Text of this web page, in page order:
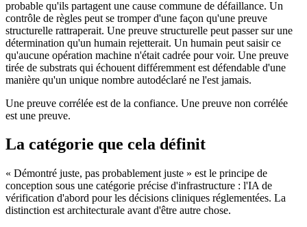
probable qu'ils partagent une cause commune de défaillance. Un
contrôle de règles peut se tromper d'une façon qu'une preuve
structurelle rattraperait. Une preuve structurelle peut passer sur une
détermination qu'un humain rejetterait. Un humain peut saisir ce
qu'aucune opération machine n'était cadrée pour voir. Une preuve
tirée de substrats qui échouent différemment est défendable d'une
manière qu'un unique nombre autodéclaré ne l'est jamais.
Une preuve corrélée est de la confiance. Une preuve non corrélée
est une preuve.
La catégorie que cela définit
« Démontré juste, pas probablement juste » est le principe de
conception sous une catégorie précise d'infrastructure : l'IA de
vérification d'abord pour les décisions cliniques réglementées. La
distinction est architecturale avant d'être autre chose.